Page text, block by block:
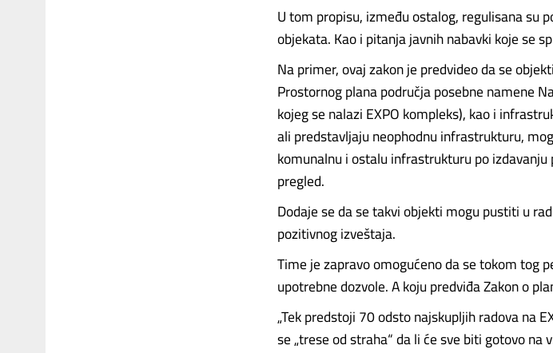
U tom propisu, između ostalog, regulisana su
objekata. Kao i pitanja javnih nabavki koje se
Na primer, ovaj zakon je predvideo da se
Prostornog plana područja posebne namene
kojeg se nalazi EXPO kompleks), kao i
ali predstavljaju neophodnu infrastrukturu,
komunalnu i ostalu infrastrukturu po
pregled.
Dodaje se da se takvi objekti mogu pustiti u
pozitivnog izveštaja.
Time je zapravo omogućeno da se tokom tog
upotrebne dozvole. A koju predviđa Zakon o
„Tek predstoji 70 odsto najskupljih radova na
se „trese od straha“ da li će sve biti gotovo na